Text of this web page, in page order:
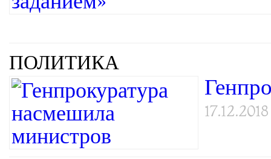
ПОЛИТИКА
17.12.2018